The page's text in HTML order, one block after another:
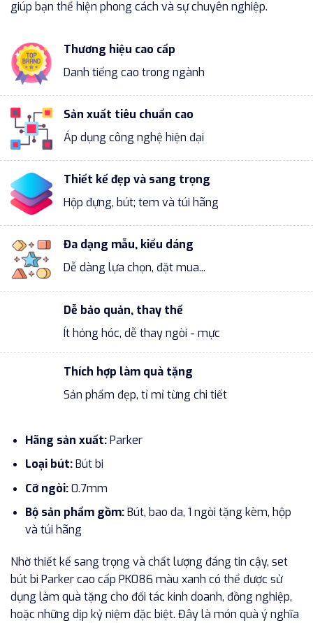
giúp bạn thể hiện phong cách và sự chuyên nghiệp.
Thương hiệu cao cấp
Danh tiếng cao trong ngành
Sản xuất tiêu chuẩn cao
Áp dụng công nghệ hiện đại
Thiết kế đẹp và sang trọng
Hộp đựng, bút; tem và túi hãng
Đa dạng mẫu, kiểu dáng
Dễ dàng lựa chọn, đặt mua...
Dễ bảo quản, thay thế
Ít hỏng hóc, dễ thay ngòi - mực
Thích hợp làm quà tặng
Sản phẩm đẹp, tỉ mỉ từng chi tiết
Hãng sản xuất:Parker
Loại bút:Bút bi
Cỡ ngòi:0.7mm
Bộ sản phẩm gồm:Bút, bao da, 1 ngòi tặng kèm, hộp
và túi hãng
Nhờ thiết kế sang trọng và chất lượng đáng tin cậy, set
bút bi Parker cao cấp PK086 màu xanh có thể được sử
dụng làm quà tặng cho đối tác kinh doanh, đồng nghiệp,
hoặc những dịp kỷ niệm đặc biệt. Đây là món quà ý nghĩa